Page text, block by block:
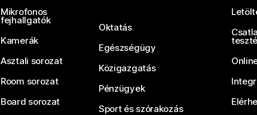
Mikrofonos
fejhallgatók
Kamerák
Asztali sorozat
Room sorozat
Board sorozat
Oktatás
Egészségügy
Közigazgatás
Pénzügyek
Sport és szórakozás